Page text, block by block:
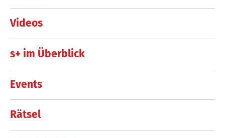
Videos
s+ im Überblick
Events
Rätsel